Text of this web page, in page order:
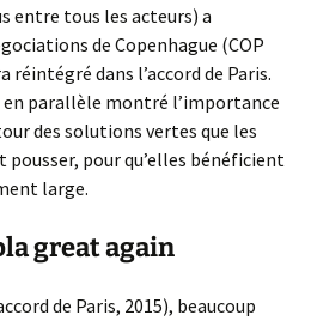
entre tous les acteurs) a
de Copenhague (COP
réintégré dans l’accord de Paris.
en parallèle montré l’importance
des solutions vertes que les
pour qu’elles bénéficient
large.
great again
de Paris, 2015), beaucoup